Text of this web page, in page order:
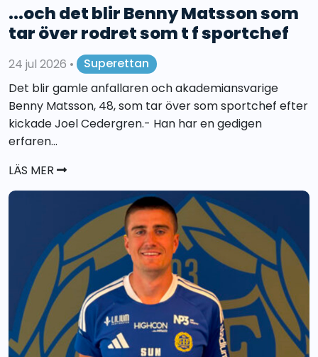
...och det blir Benny Matsson som
tar över rodret som t f sportchef
24 jul 2026 •
Superettan
Det blir gamle anfallaren och akademiansvarige
Benny Matsson, 48, som tar över som sportchef efter
kickade Joel Cedergren.- Han har en gedigen
erfaren...
LÄS MER